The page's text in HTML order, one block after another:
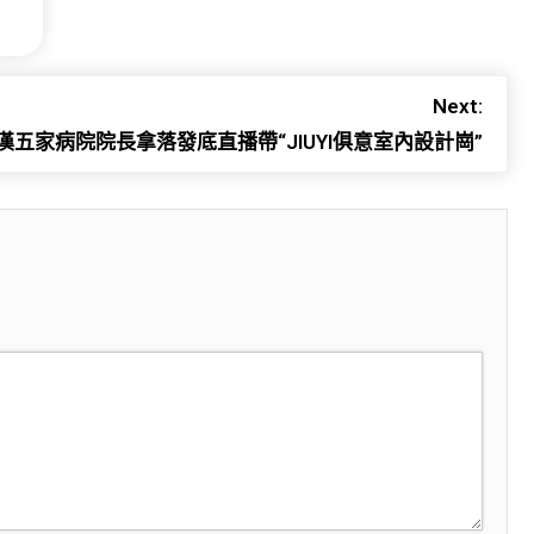
Next:
五家病院院長拿落發底直播帶“JIUYI俱意室內設計崗”